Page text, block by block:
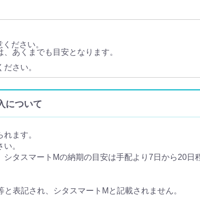
ださい。
あくまでも目安となります。
ださい。
について
ます。
。
タスマートMの納期の目安は手配より7日から20
表記され、シタスマートMと記載されません。